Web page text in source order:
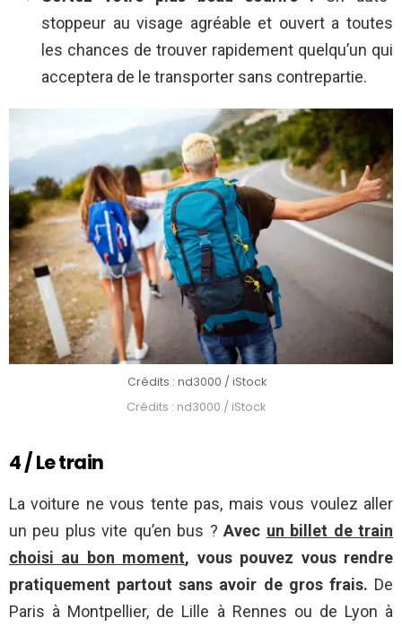
stoppeur au visage agréable et ouvert a toutes
les chances de trouver rapidement quelqu’un qui
acceptera de le transporter sans contrepartie.
Crédits : nd3000 / iStock
Crédits : nd3000 / iStock
4 / Le train
La voiture ne vous tente pas, mais vous voulez aller
un peu plus vite qu’en bus ? Avec un billet de train
choisi au bon moment, vous pouvez vous rendre
pratiquement partout sans avoir de gros frais. De
Paris à Montpellier, de Lille à Rennes ou de Lyon à